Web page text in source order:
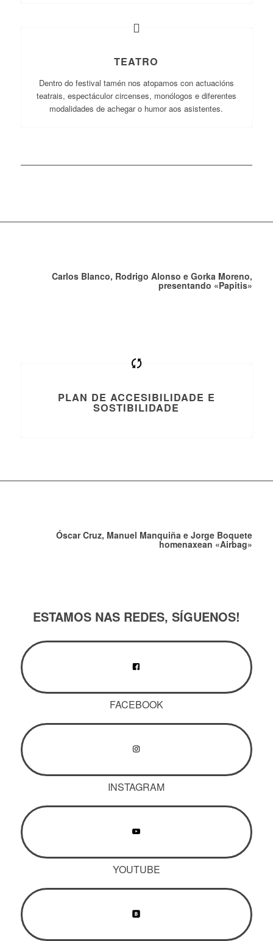
TEATRO
Dentro do festival tamén nos atopamos con actuacións
teatrais, espectáculor circenses, monólogos e diferentes
modalidades de achegar o humor aos asistentes.
Carlos Blanco, Rodrigo Alonso e Gorka Moreno,
presentando «Papitis»
PLAN DE ACCESIBILIDADE E
SOSTIBILIDADE
Óscar Cruz, Manuel Manquiña e Jorge Boquete
homenaxean «Airbag»
ESTAMOS NAS REDES, SÍGUENOS!
FACEBOOK
INSTAGRAM
YOUTUBE